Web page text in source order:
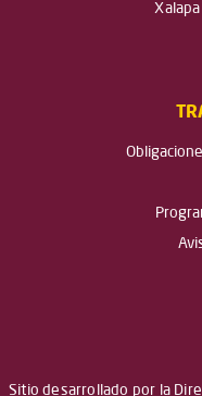
Sitio desarrollado por la